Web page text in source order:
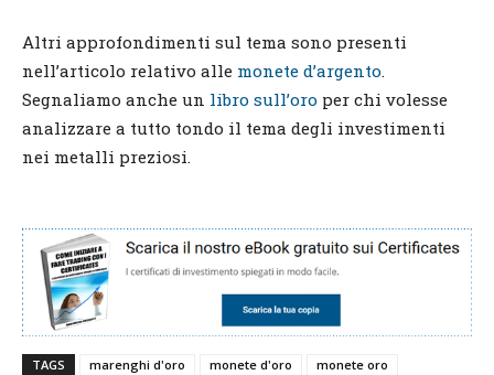
Altri approfondimenti sul tema sono presenti
nell’articolo relativo alle monete d’argento.
Segnaliamo anche un libro sull’oro per chi volesse
analizzare a tutto tondo il tema degli investimenti
nei metalli preziosi.
TAGS marenghi d'oro monete d'oro
monete oro